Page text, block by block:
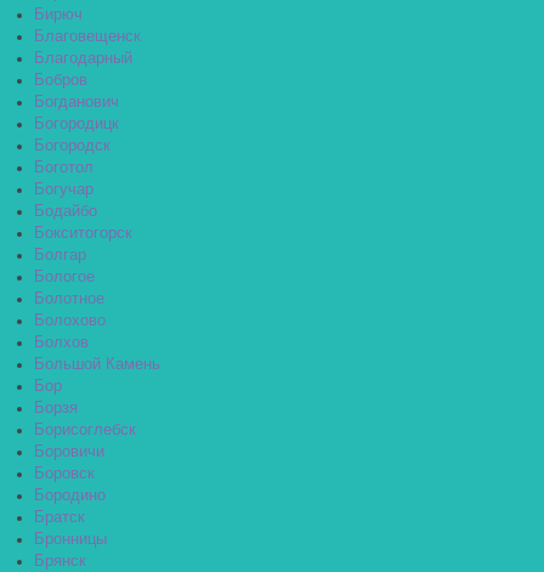
Бирюч
Благовещенск
Благодарный
Бобров
Богданович
Богородицк
Богородск
Боготол
Богучар
Бодайбо
Бокситогорск
Болгар
Бологое
Болотное
Болохово
Болхов
Большой Камень
Бор
Борзя
Борисоглебск
Боровичи
Боровск
Бородино
Братск
Бронницы
Брянск